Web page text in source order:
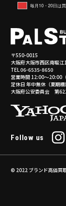
毎月10・20日は
〒550-0015
大阪府大阪市西区南堀
TEL 06-6535-8650
営業時間 12:00～20:00
定休日 年中無休（夏期
大阪府公安委員会 第
Follow us
© 2022 ブランド高価買